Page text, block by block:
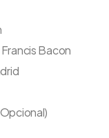
Bacon